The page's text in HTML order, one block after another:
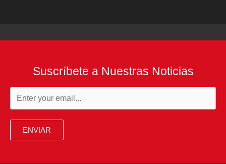
Suscríbete a Nuestras Noticias
ENVIAR